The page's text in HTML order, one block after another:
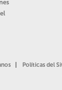
Políticas del